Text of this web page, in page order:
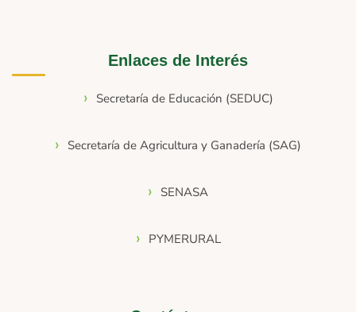
Enlaces de Interés
Secretaría de Educación (SEDUC)
Secretaría de Agricultura y Ganadería (SAG)
SENASA
PYMERURAL